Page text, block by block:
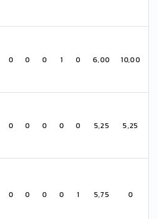
0 0 0 1 0 6,00 10,00
0 0 0 0 0 5,25 5,25
0 0 0 0 1 5,75 0